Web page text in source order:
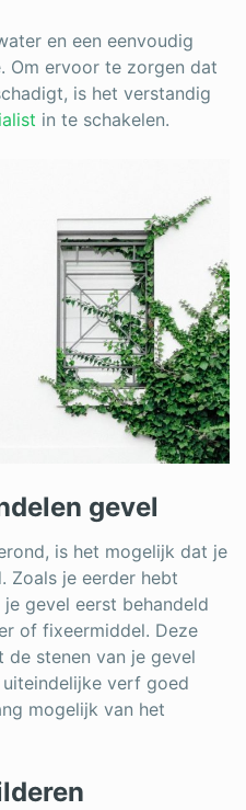
en een eenvoudig
Om ervoor te zorgen dat
is het verstandig
in te schakelen.
gevel
is het mogelijk dat je
Zoals je eerder hebt
gevel eerst behandeld
of fixeermiddel. Deze
stenen van je gevel
verf goed
mogelijk van het